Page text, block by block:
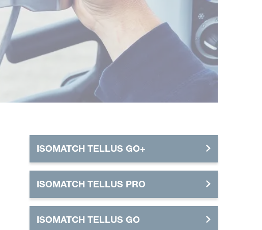
ISOMATCH TELLUS GO+
ISOMATCH TELLUS PRO
ISOMATCH TELLUS GO